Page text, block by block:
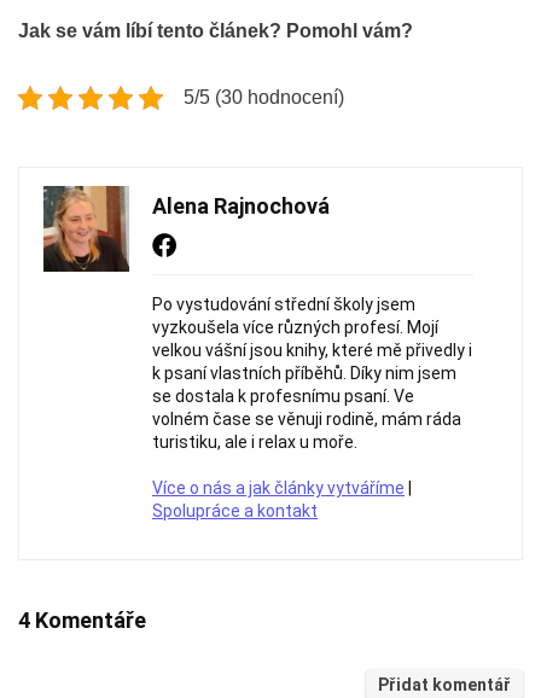
Jak se vám líbí tento článek? Pomohl vám?
5/5 (30 hodnocení)
Alena Rajnochová
Po vystudování střední školy jsem
vyzkoušela více různých profesí. Mojí
velkou vášní jsou knihy, které mě přivedly i
k psaní vlastních příběhů. Díky nim jsem
se dostala k profesnímu psaní. Ve
volném čase se věnuji rodině, mám ráda
turistiku, ale i relax u moře.
Více o nás a jak články vytváříme
Spolupráce a kontakt
4 Komentáře
Přidat komentář